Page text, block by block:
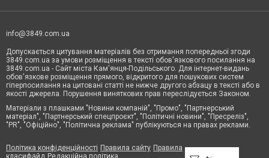
info@3849.com.ua
Допускається цитування матеріалів без отримання попередньої згоди
3849.com.ua за умови розміщення в тексті обов'язкового посилання на
3849.com.ua - Сайт міста Кам'янця-Подільського. Для інтернет-видань
обов'язкове розміщення прямого, відкритого для пошукових систем
гіперпосилання на цитовані статті не нижче другого абзацу в тексті або в
якості джерела. Порушення виняткових прав переслідується Законом.
Матеріали з плашками "Новини компаній", "Промо", "Партнерський
матеріал", "Партнерський спецпроєкт", "Політичні новини", "Пресреліз",
"PR", "Офіційно", "Політична реклама" публікуються на правах реклами.
Політика конфіденційності Правила сайту Правила
класифайд Редакційна політика